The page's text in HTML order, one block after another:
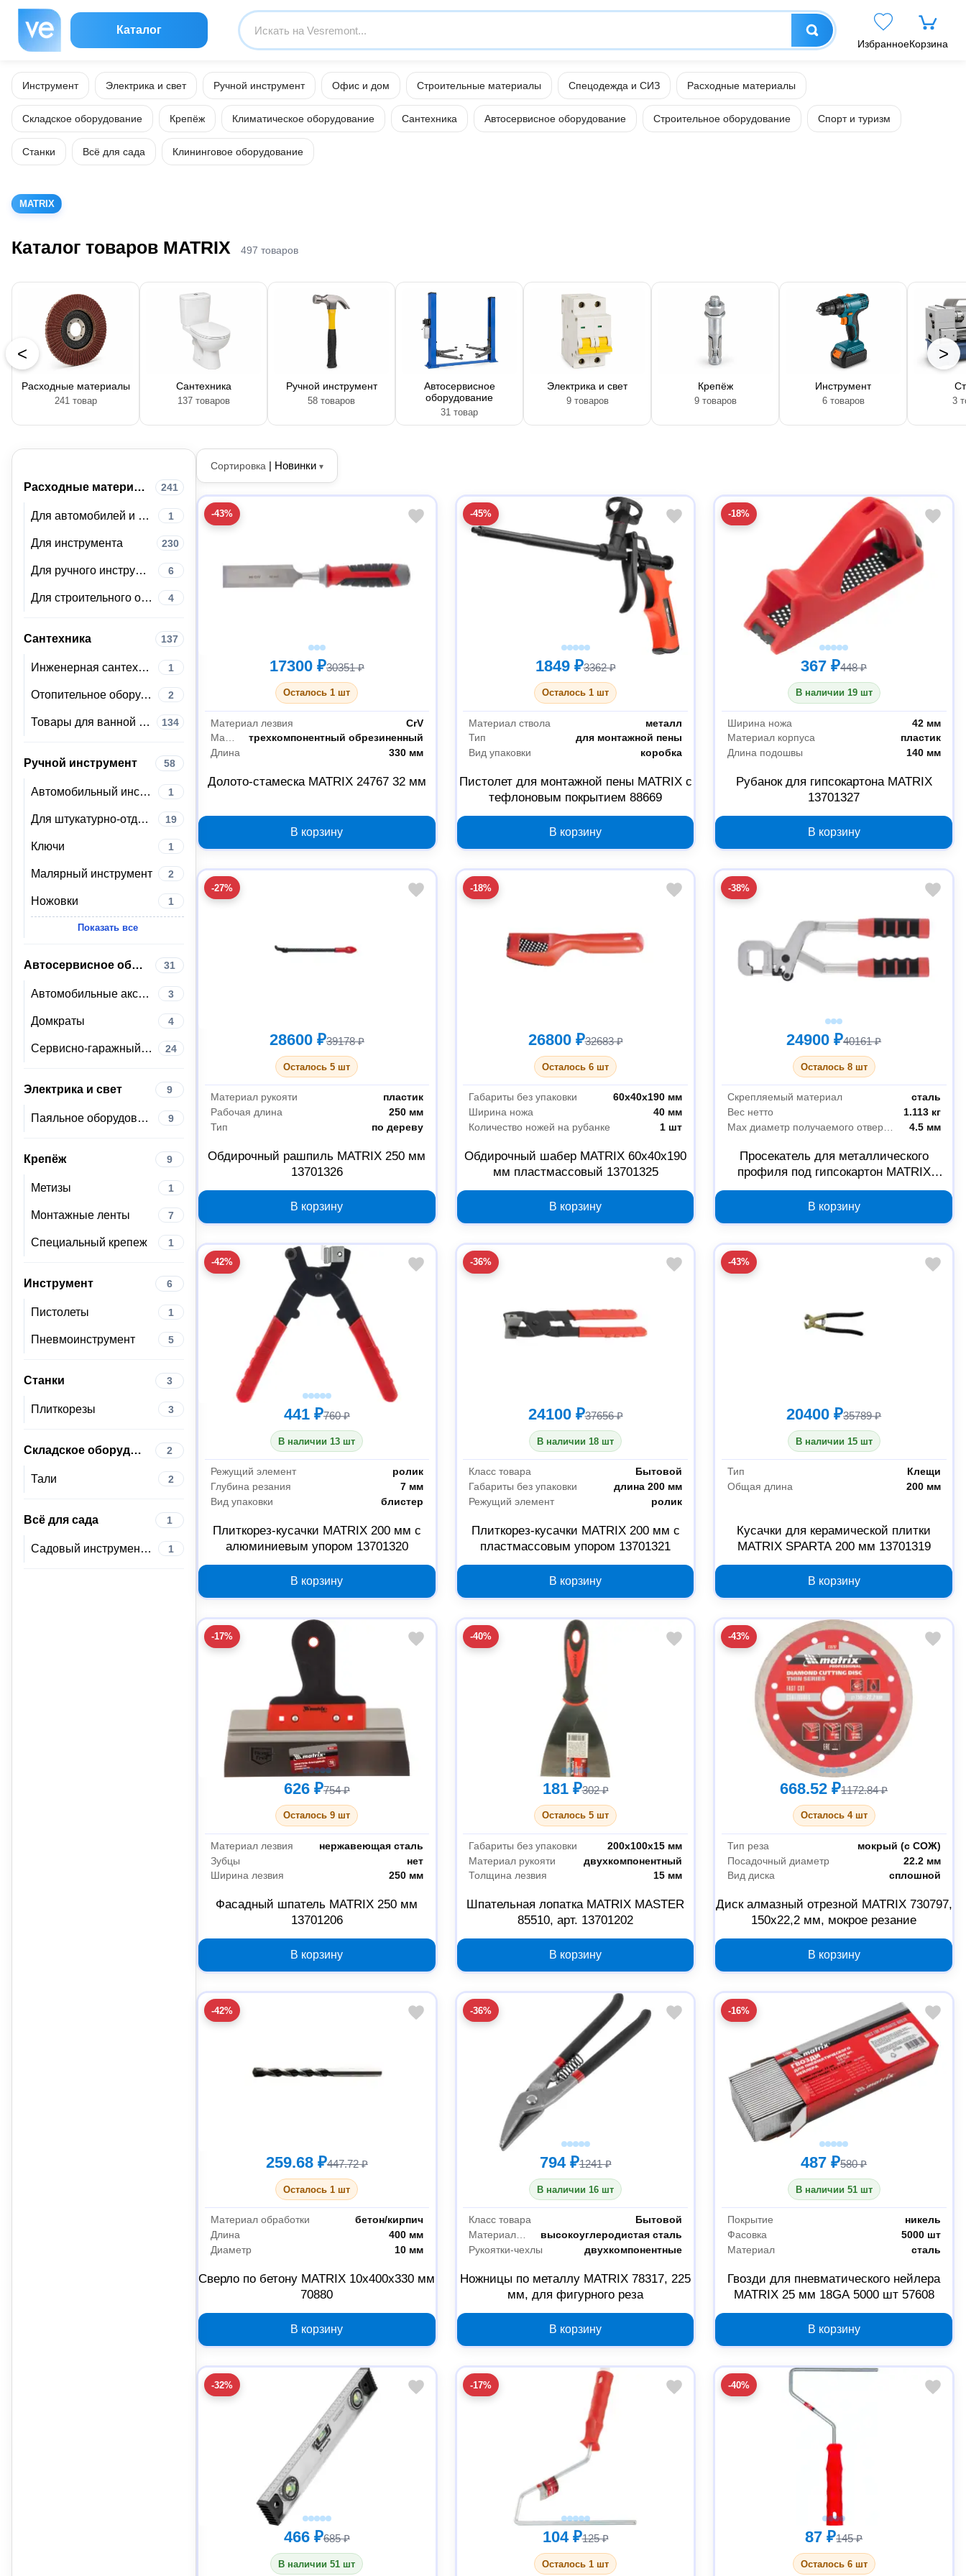
Каталог
ИзбранноеКорзина
Инструмент Электрика и свет Ручной инструмент Офис и дом Строительные материалы Спецодежда и СИЗ Расходные материалы
Складское оборудование Крепёж Климатическое оборудование Сантехника Автосервисное оборудование Строительное оборудование Спорт и туризм
Станки Всё для сада Клининговое оборудование
MATRIX
Каталог товаров MATRIX 497 товаров
< >
Расходные материалы
241 товар
Сантехника
137 товаров
Ручной инструмент
58 товаров
Автосервисное
оборудование
31 товар
Электрика и свет
9 товаров
Крепёж
9 товаров
Инструмент
6 товаров 3
Расходные материалы 241
Для автомобилей и автосервисного оборудования 1
Для инструмента 230
Для ручного инструмента 6
Для строительного оборудования 4
Сантехника 137
Инженерная сантехника 1
Отопительное оборудование 2
Товары для ванной комнаты и туалета 134
Ручной инструмент 58
Автомобильный инструмент 1
Для штукатурно-отделочных работ 19
Ключи 1
Малярный инструмент 2
Ножовки 1
Показать все
Автосервисное оборудование 31
Автомобильные аксессуары 3
Домкраты 4
Сервисно-гаражный инструмент 24
Электрика и свет 9
Паяльное оборудование 9
Крепёж 9
Метизы 1
Монтажные ленты 7
Специальный крепеж 1
Инструмент 6
Пистолеты 1
Пневмоинструмент 5
Станки 3
Плиткорезы 3
Складское оборудование 2
Тали 2
Всё для сада 1
Садовый инструмент и инвентарь 1
Сортировка | Новинки ▾
-43%
17300 ₽30351 ₽
Осталось 1 шт
Материал лезвия
CrV
Материал рукояти
трехкомпонентный обрезиненный
Длина
330 мм
Долото-стамеска MATRIX 24767 32 мм
В корзину
-45%
1849 ₽3362 ₽
Осталось 1 шт
Материал ствола
металл
Тип
для монтажной пены
Вид упаковки
коробка
Пистолет для монтажной пены MATRIX с
тефлоновым покрытием 88669
В корзину
-18%
367 ₽448 ₽
В наличии 19 шт
Ширина ножа
42 мм
Материал корпуса
пластик
Длина подошвы
140 мм
Рубанок для гипсокартона MATRIX
13701327
В корзину
-27%
28600 ₽39178 ₽
Осталось 5 шт
Материал рукояти
пластик
Рабочая длина
250 мм
Тип
по дереву
Обдирочный рашпиль MATRIX 250 мм
13701326
В корзину
-18%
26800 ₽32683 ₽
Осталось 6 шт
Габариты без упаковки
60х40х190 мм
Ширина ножа
40 мм
Количество ножей на рубанке
1 шт
Обдирочный шабер MATRIX 60х40х190
мм пластмассовый 13701325
В корзину
-38%
24900 ₽40161 ₽
Осталось 8 шт
Скрепляемый материал
сталь
Вес нетто
1.113 кг
Max диаметр получаемого отверстия
4.5 мм
Просекатель для металлического
профиля под гипсокартон MATRIX
13701324
В корзину
-42%
441 ₽760 ₽
В наличии 13 шт
Режущий элемент
ролик
Глубина резания
7 мм
Вид упаковки
блистер
Плиткорез-кусачки MATRIX 200 мм с
алюминиевым упором 13701320
В корзину
-36%
24100 ₽37656 ₽
В наличии 18 шт
Класс товара
Бытовой
Габариты без упаковки
длина 200 мм
Режущий элемент
ролик
Плиткорез-кусачки MATRIX 200 мм с
пластмассовым упором 13701321
В корзину
-43%
20400 ₽35789 ₽
В наличии 15 шт
Тип
Клещи
Общая длина
200 мм
Кусачки для керамической плитки
MATRIX SPARTA 200 мм 13701319
В корзину
-17%
626 ₽754 ₽
Осталось 9 шт
Материал лезвия
нержавеющая сталь
Зубцы
нет
Ширина лезвия
250 мм
Фасадный шпатель MATRIX 250 мм
13701206
В корзину
-40%
181 ₽302 ₽
Осталось 5 шт
Габариты без упаковки
200х100х15 мм
Материал рукояти
двухкомпонентный
Толщина лезвия
15 мм
Шпательная лопатка MATRIX MASTER
85510, арт. 13701202
В корзину
-43%
668.52 ₽1172.84 ₽
Осталось 4 шт
Тип реза
мокрый (с СОЖ)
Посадочный диаметр
22.2 мм
Вид диска
сплошной
Диск алмазный отрезной MATRIX 730797,
150х22,2 мм, мокрое резание
В корзину
-42%
259.68 ₽447.72 ₽
Осталось 1 шт
Материал обработки
бетон/кирпич
Длина
400 мм
Диаметр
10 мм
Сверло по бетону MATRIX 10x400x330 мм
70880
В корзину
-36%
794 ₽1241 ₽
В наличии 16 шт
Класс товара
Бытовой
Материал губок
высокоуглеродистая сталь
Рукоятки-чехлы
двухкомпонентные
Ножницы по металлу MATRIX 78317, 225
мм, для фигурного реза
В корзину
-16%
487 ₽580 ₽
В наличии 51 шт
Покрытие
никель
Фасовка
5000 шт
Материал
сталь
Гвозди для пневматического нейлера
MATRIX 25 мм 18GA 5000 шт 57608
В корзину
-32%
466 ₽685 ₽
В наличии 51 шт
-17%
104 ₽125 ₽
Осталось 1 шт
-40%
87 ₽145 ₽
Осталось 6 шт